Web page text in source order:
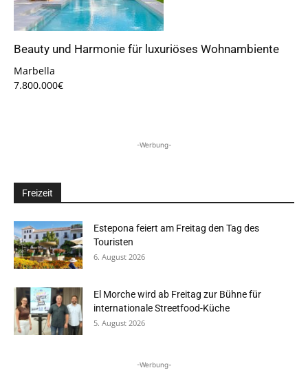
Beauty und Harmonie für luxuriöses Wohnambiente
Marbella
7.800.000€
-Werbung-
Freizeit
Estepona feiert am Freitag den Tag des
Touristen
6. August 2026
El Morche wird ab Freitag zur Bühne für
internationale Streetfood-Küche
5. August 2026
-Werbung-